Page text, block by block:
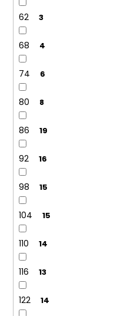
62 3
68 4
74 6
80 8
86 19
92 16
98 15
104 15
110 14
116 13
122 14